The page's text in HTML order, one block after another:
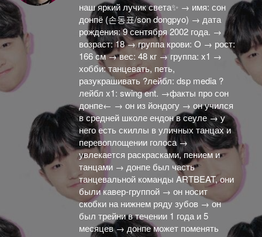
наш яркий лучик света✨ → имя: сон
донпё (손동표/son dongpyo) → дата
рождения: 9 сентября 2002 года. →
возраст: 18 → группа крови: O → рост:
166 см → вес: 48 кг → группа: x1 →
хобби: танцевать, петь,
разукрашивать ?лейбл: dsp media ?
лейбл x1: swing ent. →факты про сон
донпе← → он из йондогу → он учился
в средней школе ендон в сеуле → у
него есть скиллы в уличных танцах и
перевоплощении голоса →
увлекается раскрасками, пением и
танцами → донпе был часть
танцевальной команды ARTBEAT, они
были кавер-группой → он носит
скобки на нижнем ряду зубов → он
был трейни в течении 1 года и 5
месяцев → донпе может поменять